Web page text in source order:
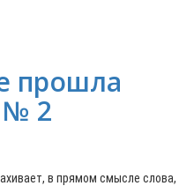
прошла
№ 2
в прямом смысле слова,